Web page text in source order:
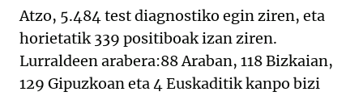
Atzo, 5.484 test diagnostiko egin ziren, eta
horietatik 339 positiboak izan ziren.
Lurraldeen arabera:88 Araban, 118 Bizkaian,
129 Gipuzkoan eta 4 Euskaditik kanpo bizi